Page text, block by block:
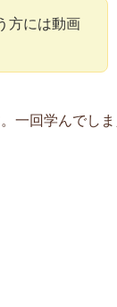
方には動画
一回学んでし